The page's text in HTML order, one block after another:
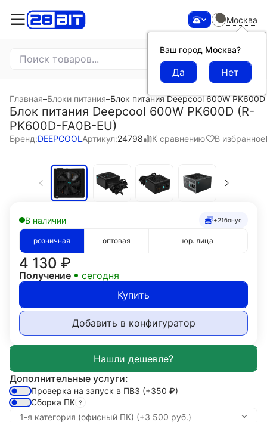
Москва
Ваш город Москва?
Главная–Блоки питания–Блок питания Deepcool 600W
Блок питания Deepcool 600W PK600D (R-
PK600D-FA0B-EU)
Бренд:DEEPCOOL Артикул:24798 К сравнению В избранное
В наличии +21бонус
розничная оптовая юр. лица
4 130 ₽
Получение
сегодня
Купить
Добавить в конфигуратор
Дополнительные услуги:
Проверка на запуск в ПВЗ (+350 ₽)
Сборка ПК